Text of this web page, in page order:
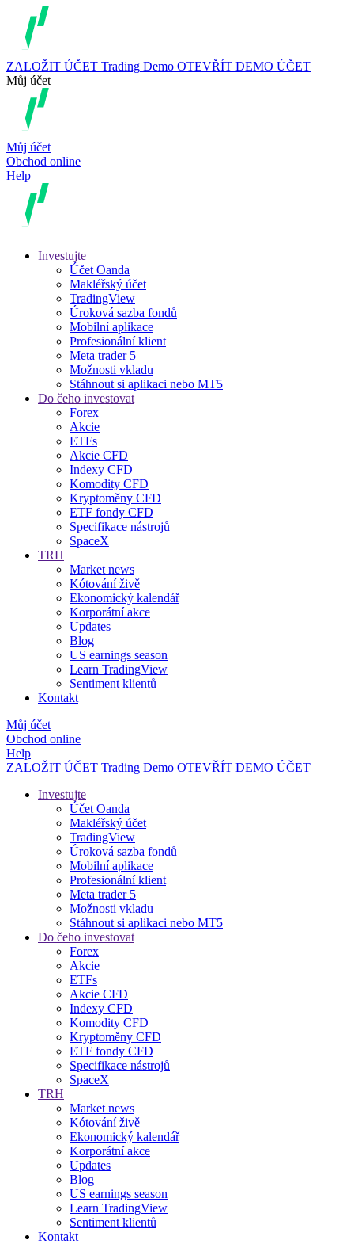
ZALOŽIT ÚČET Trading Demo OTEVŘÍT DEMO ÚČET
Můj účet
Můj účet
Obchod online
Help
Investujte
Účet Oanda
Makléřský účet
TradingView
Úroková sazba fondů
Mobilní aplikace
Profesionální klient
Meta trader 5
Možnosti vkladu
Stáhnout si aplikaci nebo MT5
Do čeho investovat
Forex
Akcie
ETFs
Akcie CFD
Indexy CFD
Komodity CFD
Kryptoměny CFD
ETF fondy CFD
Specifikace nástrojů
SpaceX
TRH
Market news
Kótování živě
Ekonomický kalendář
Korporátní akce
Updates
Blog
US earnings season
Learn TradingView
Sentiment klientů
Kontakt
Můj účet
Obchod online
Help
ZALOŽIT ÚČET Trading Demo OTEVŘÍT DEMO ÚČET
Investujte
Účet Oanda
Makléřský účet
TradingView
Úroková sazba fondů
Mobilní aplikace
Profesionální klient
Meta trader 5
Možnosti vkladu
Stáhnout si aplikaci nebo MT5
Do čeho investovat
Forex
Akcie
ETFs
Akcie CFD
Indexy CFD
Komodity CFD
Kryptoměny CFD
ETF fondy CFD
Specifikace nástrojů
SpaceX
TRH
Market news
Kótování živě
Ekonomický kalendář
Korporátní akce
Updates
Blog
US earnings season
Learn TradingView
Sentiment klientů
Kontakt